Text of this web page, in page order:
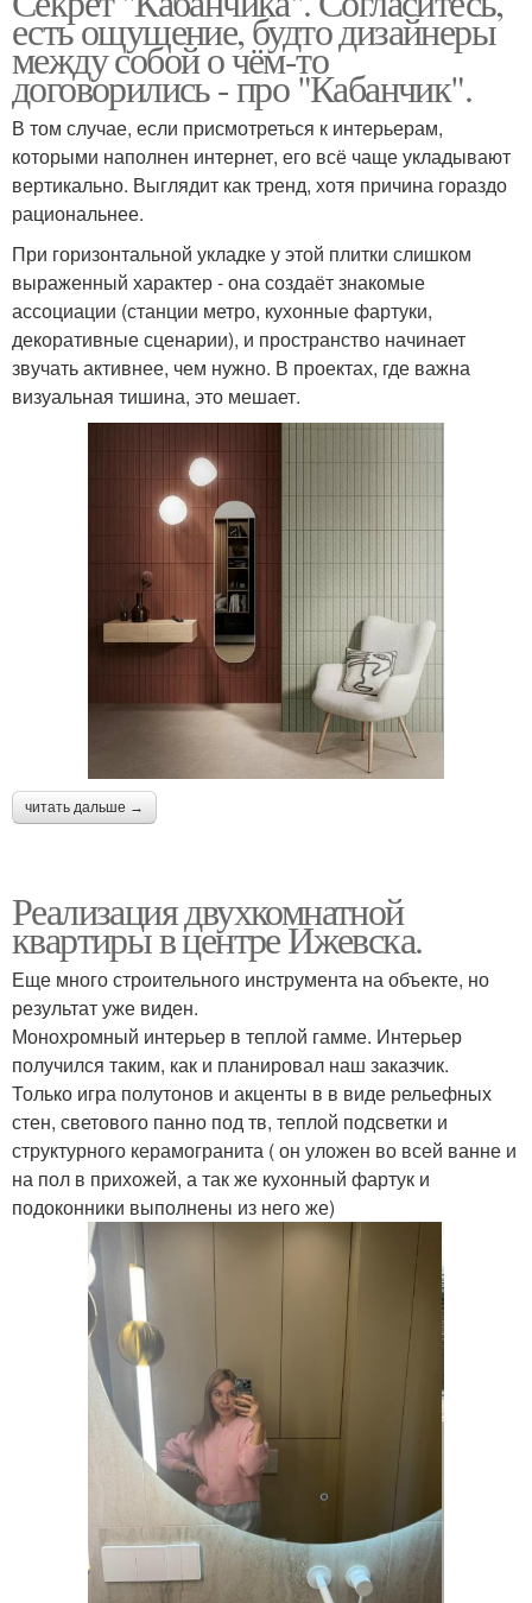
есть ощущение, будто дизайнеры
между собой о чём-то
договорились - про "Кабанчик".
В том случае, если присмотреться к интерьерам,
которыми наполнен интернет, его всё чаще укладывают
вертикально. Выглядит как тренд, хотя причина гораздо
рациональнее.
При горизонтальной укладке у этой плитки слишком
выраженный характер - она создаёт знакомые
ассоциации (станции метро, кухонные фартуки,
декоративные сценарии), и пространство начинает
звучать активнее, чем нужно. В проектах, где важна
визуальная тишина, это мешает.
читать дальше →
Реализация двухкомнатной
квартиры в центре Ижевска.
Еще много строительного инструмента на объекте, но
результат уже виден.
Монохромный интерьер в теплой гамме. Интерьер
получился таким, как и планировал наш заказчик.
Только игра полутонов и акценты в в виде рельефных
стен, светового панно под тв, теплой подсветки и
структурного керамогранита ( он уложен во всей ванне и
на пол в прихожей, а так же кухонный фартук и
подоконники выполнены из него же)